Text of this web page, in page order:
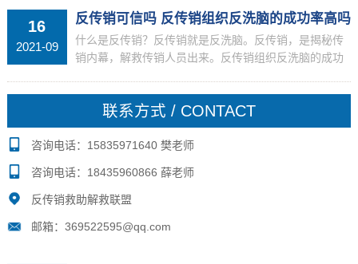
织。当然，用户应该做出自己的判断，因为用户的不同
判断可能带来...
16
2021-09
反传销可信吗 反传销组织反洗脑的成功率高吗
什么是反传销？反传销就是反洗脑。反传销，是揭秘传
销内幕，解救传销人员出来。反传销组织反洗脑的成功
洗脑专家伪装成委托人的亲朋好友面对面反洗脑劝说总
的成功率...
联系方式 / CONTACT
咨询电话：15835971640 樊老师
咨询电话：18435960866 薛老师
反传销救助解救联盟
邮箱：369522595@qq.com